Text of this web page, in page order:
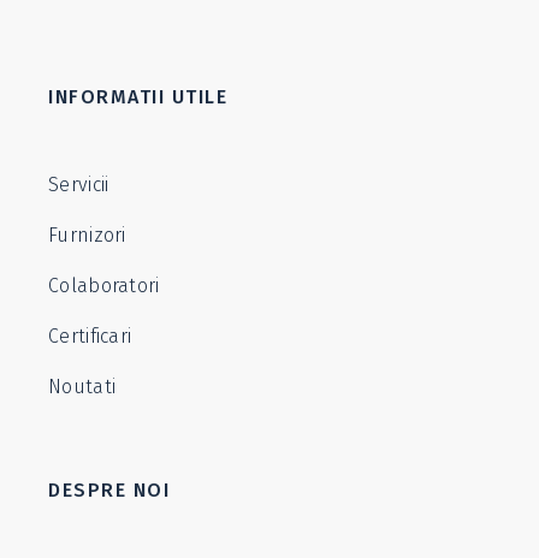
INFORMATII UTILE
Servicii
Furnizori
Colaboratori
Certificari
Noutati
DESPRE NOI